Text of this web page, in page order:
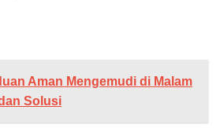
Aman Mengemudi di Malam
Solusi